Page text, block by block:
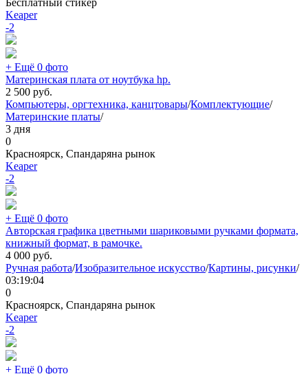
Бесплатный стикер
Keaper
-2
+ Ещё 0 фото
Материнская плата от ноутбука hp.
2 500 руб.
Компьютеры, оргтехника, канцтовары/Комплектующие/
Материнские платы/
3 дня
0
Красноярск, Спандаряна рынок
Keaper
-2
+ Ещё 0 фото
Авторская графика цветными шариковыми ручками формата,
книжный формат, в рамочке.
4 000 руб.
Ручная работа/Изобразительное искусство/Картины, рисунки/
03:19:04
0
Красноярск, Спандаряна рынок
Keaper
-2
+ Ещё 0 фото